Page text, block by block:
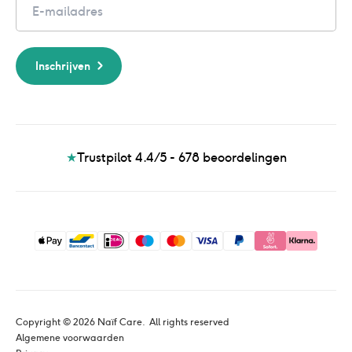
Inschrijven
★Trustpilot 4.4/5 - 678 beoordelingen
Copyright © 2026 Naïf Care. All rights reserved
Algemene voorwaarden